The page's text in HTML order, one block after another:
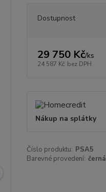
Dostupnost
29 750 Kč/ks
24 587 Kč bez DPH
Nákup na splátky
Číslo produktu: PSA5
Barevné provedení: černá